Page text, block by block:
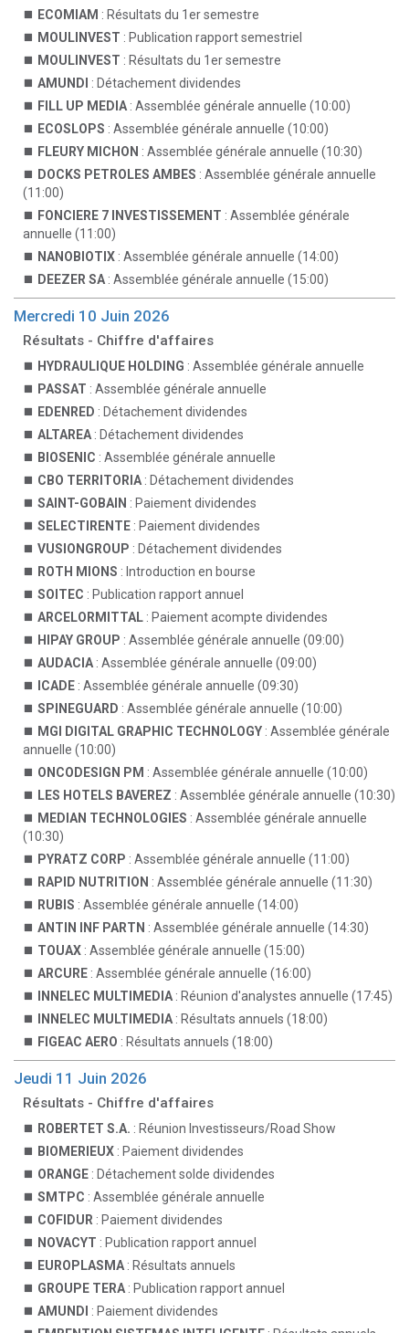
ECOMIAM : Résultats du 1er semestre
MOULINVEST : Publication rapport semestriel
MOULINVEST : Résultats du 1er semestre
AMUNDI : Détachement dividendes
FILL UP MEDIA : Assemblée générale annuelle (10:00)
ECOSLOPS : Assemblée générale annuelle (10:00)
FLEURY MICHON : Assemblée générale annuelle (10:30)
DOCKS PETROLES AMBES : Assemblée générale annuelle
(11:00)
FONCIERE 7 INVESTISSEMENT : Assemblée générale
annuelle (11:00)
NANOBIOTIX : Assemblée générale annuelle (14:00)
DEEZER SA : Assemblée générale annuelle (15:00)
Mercredi 10 Juin 2026
Résultats - Chiffre d'affaires
HYDRAULIQUE HOLDING : Assemblée générale annuelle
PASSAT : Assemblée générale annuelle
EDENRED : Détachement dividendes
ALTAREA : Détachement dividendes
BIOSENIC : Assemblée générale annuelle
CBO TERRITORIA : Détachement dividendes
SAINT-GOBAIN : Paiement dividendes
SELECTIRENTE : Paiement dividendes
VUSIONGROUP : Détachement dividendes
ROTH MIONS : Introduction en bourse
SOITEC : Publication rapport annuel
ARCELORMITTAL : Paiement acompte dividendes
HIPAY GROUP : Assemblée générale annuelle (09:00)
AUDACIA : Assemblée générale annuelle (09:00)
ICADE : Assemblée générale annuelle (09:30)
SPINEGUARD : Assemblée générale annuelle (10:00)
MGI DIGITAL GRAPHIC TECHNOLOGY : Assemblée générale
annuelle (10:00)
ONCODESIGN PM : Assemblée générale annuelle (10:00)
LES HOTELS BAVEREZ : Assemblée générale annuelle (10:30)
MEDIAN TECHNOLOGIES : Assemblée générale annuelle
(10:30)
PYRATZ CORP : Assemblée générale annuelle (11:00)
RAPID NUTRITION : Assemblée générale annuelle (11:30)
RUBIS : Assemblée générale annuelle (14:00)
ANTIN INF PARTN : Assemblée générale annuelle (14:30)
TOUAX : Assemblée générale annuelle (15:00)
ARCURE : Assemblée générale annuelle (16:00)
INNELEC MULTIMEDIA : Réunion d'analystes annuelle (17:45)
INNELEC MULTIMEDIA : Résultats annuels (18:00)
FIGEAC AERO : Résultats annuels (18:00)
Jeudi 11 Juin 2026
Résultats - Chiffre d'affaires
ROBERTET S.A. : Réunion Investisseurs/Road Show
BIOMERIEUX : Paiement dividendes
ORANGE : Détachement solde dividendes
SMTPC : Assemblée générale annuelle
COFIDUR : Paiement dividendes
NOVACYT : Publication rapport annuel
EUROPLASMA : Résultats annuels
GROUPE TERA : Publication rapport annuel
AMUNDI : Paiement dividendes